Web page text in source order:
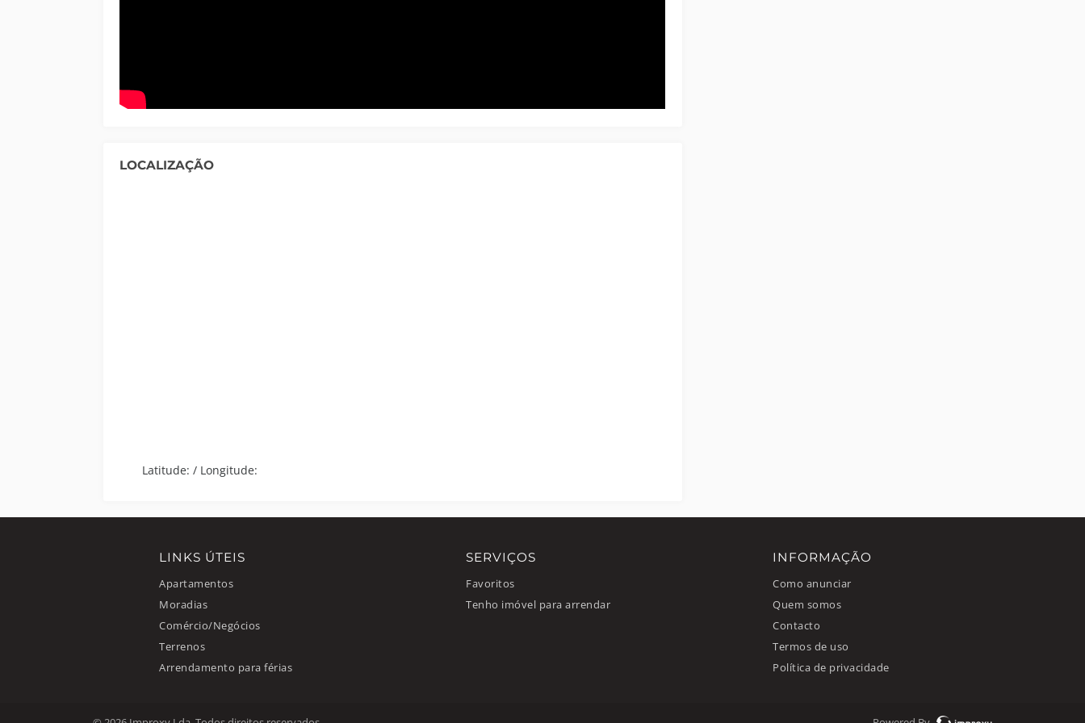
LOCALIZAÇÃO
Latitude: / Longitude:
LINKS ÚTEIS
Apartamentos
Moradias
Comércio/Negócios
Terrenos
Arrendamento para férias
SERVIÇOS
Favoritos
Tenho imóvel para arrendar
INFORMAÇÃO
Como anunciar
Quem somos
Contacto
Termos de uso
Política de privacidade